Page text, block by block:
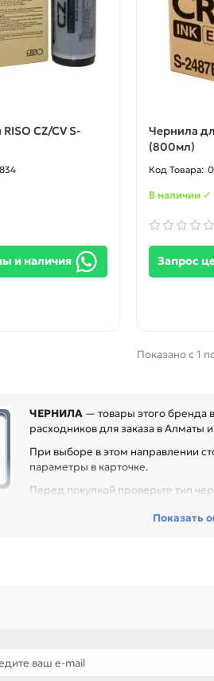
CZ/CV S-
и наличия
Чернила
(800мл)
В наличии ✓
Запрос
Показано с 1
ЧЕРНИЛА — товары этого бренда
расходников для заказа в Алматы
При выборе в этом направлении
параметры в карточке.
Перед покупкой проверьте тип
офиса, сервисного центра или техники
для дома, офиса и сервиса
Показать